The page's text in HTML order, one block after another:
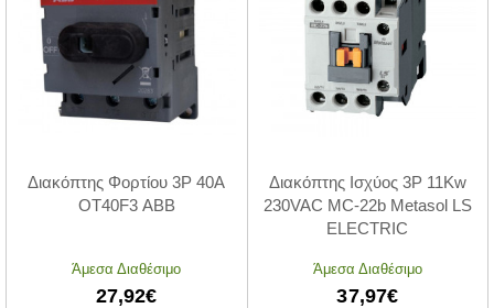
Διακόπτης Φορτίου 3P 40Α
OT40F3 ABB
Άμεσα Διαθέσιμο
27,92€
Διακόπτης Ισχύος 3P 11Kw
230VAC MC-22b Metasol LS
ELECTRIC
Άμεσα Διαθέσιμο
37,97€